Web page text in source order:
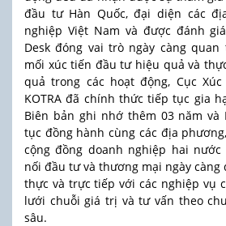
đầu tư Hàn Quốc, đại diện các
nghiệp Việt Nam và được đánh
Desk đóng vai trò ngày càng
mối xúc tiến đầu tư hiệu quả và
quả trong các hoạt động, Cục
KOTRA đã chính thức tiếp tục gia
Biên bản ghi nhớ thêm 03 năm và
tục đồng hành cùng các địa
cộng đồng doanh nghiệp hai
nối đầu tư và thương mại ngày
thực và trực tiếp với các nghiệp vụ
lưới chuỗi giá trị và tư vấn theo
sâu.